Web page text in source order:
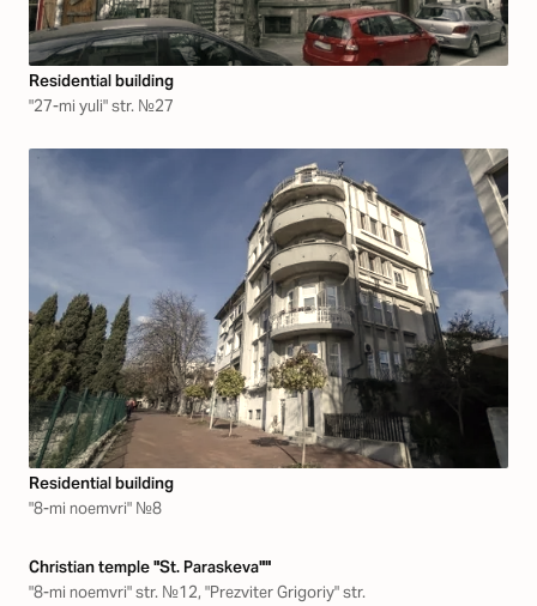
Residential building
"27-mi yuli" str. №27
Residential building
"8-mi noemvri" №8
Christian temple "St. Paraskeva""
"8-mi noemvri" str. №12, "Prezviter Grigoriy" str.